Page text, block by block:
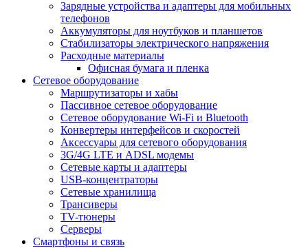
Зарядные устройства и адаптеры для мобильных
телефонов
Аккумуляторы для ноутбуков и планшетов
Стабилизаторы электрического напряжения
Расходные материалы
Офисная бумага и пленка
Сетевое оборудование
Маршрутизаторы и хабы
Пассивное сетевое оборудование
Сетевое оборудование Wi-Fi и Bluetooth
Конвертеры интерфейсов и скоростей
Аксессуары для сетевого оборудования
3G/4G LTE и ADSL модемы
Сетевые карты и адаптеры
USB-концентраторы
Сетевые хранилища
Трансиверы
TV-тюнеры
Серверы
Смартфоны и связь